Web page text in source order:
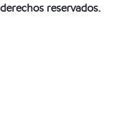
derechos reservados.